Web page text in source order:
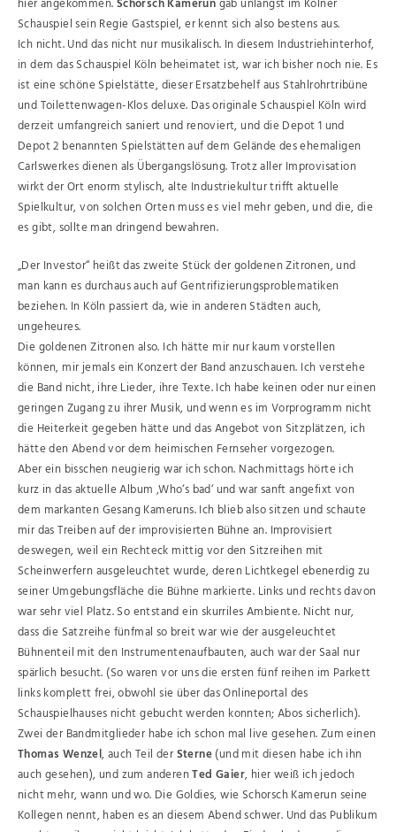
hier angekommen.Schorsch Kamerungab unlängst im Kölner
Schauspiel sein Regie Gastspiel, er kennt sich also bestens aus.
Ich nicht. Und das nicht nur musikalisch. In diesem Industriehinterhof,
in dem das Schauspiel Köln beheimatet ist, war ich bisher noch nie. Es
ist eine schöne Spielstätte, dieser Ersatzbehelf aus Stahlrohrtribüne
und Toilettenwagen-Klos deluxe. Das originale Schauspiel Köln wird
derzeit umfangreich saniert und renoviert, und die Depot 1 und
Depot 2 benannten Spielstätten auf dem Gelände des ehemaligen
Carlswerkes dienen als Übergangslösung. Trotz aller Improvisation
wirkt der Ort enorm stylisch, alte Industriekultur trifft aktuelle
Spielkultur, von solchen Orten muss es viel mehr geben, und die, die
es gibt, sollte man dringend bewahren.
„Der Investor“ heißt das zweite Stück der goldenen Zitronen, und
man kann es durchaus auch auf Gentrifizierungsproblematiken
beziehen. In Köln passiert da, wie in anderen Städten auch,
ungeheures.
Die goldenen Zitronen also. Ich hätte mir nur kaum vorstellen
können, mir jemals ein Konzert der Band anzuschauen. Ich verstehe
die Band nicht, ihre Lieder, ihre Texte. Ich habe keinen oder nur einen
geringen Zugang zu ihrer Musik, und wenn es im Vorprogramm nicht
die Heiterkeit gegeben hätte und das Angebot von Sitzplätzen, ich
hätte den Abend vor dem heimischen Fernseher vorgezogen.
Aber ein bisschen neugierig war ich schon. Nachmittags hörte ich
kurz in das aktuelle Album ‚Who‘s bad‘ und war sanft angefixt von
dem markanten Gesang Kameruns. Ich blieb also sitzen und schaute
mir das Treiben auf der improvisierten Bühne an. Improvisiert
deswegen, weil ein Rechteck mittig vor den Sitzreihen mit
Scheinwerfern ausgeleuchtet wurde, deren Lichtkegel ebenerdig zu
seiner Umgebungsfläche die Bühne markierte. Links und rechts davon
war sehr viel Platz. So entstand ein skurriles Ambiente. Nicht nur,
dass die Satzreihe fünfmal so breit war wie der ausgeleuchtet
Bühnenteil mit den Instrumentenaufbauten, auch war der Saal nur
spärlich besucht. (So waren vor uns die ersten fünf reihen im Parkett
links komplett frei, obwohl sie über das Onlineportal des
Schauspielhauses nicht gebucht werden konnten; Abos sicherlich).
Zwei der Bandmitglieder habe ich schon mal live gesehen. Zum einen
Thomas Wenzel, auch Teil derSterne(und mit diesen habe ich ihn
auch gesehen), und zum anderenTed Gaier, hier weiß ich jedoch
nicht mehr, wann und wo. Die Goldies, wie Schorsch Kamerun seine
Kollegen nennt, haben es an diesem Abend schwer. Und das Publikum